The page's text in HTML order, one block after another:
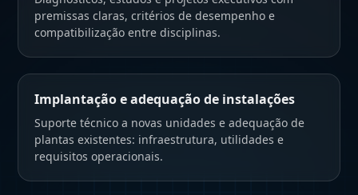
premissas claras, critérios de desempenho e
compatibilização entre disciplinas.
Implantação e adequação de instalações
Suporte técnico a novas unidades e adequação de
plantas existentes: infraestrutura, utilidades e
requisitos operacionais.